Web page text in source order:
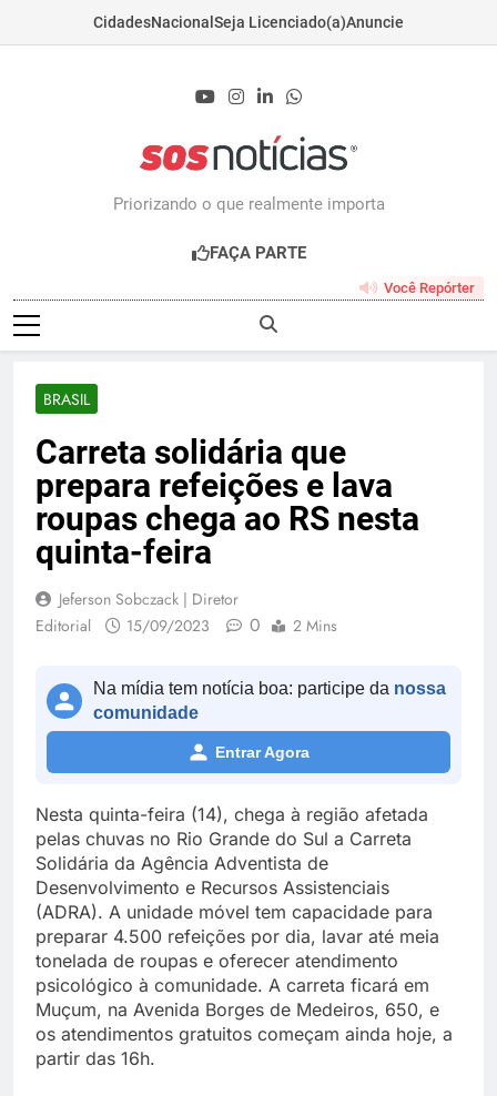
CidadesNacional Seja Licenciado(a)Anuncie
Priorizando o que realmente importa
FAÇA PARTE
Você Repórter
BRASIL
Carreta solidária que
prepara refeições e lava
roupas chega ao RS nesta
quinta-feira
Jeferson Sobczack | Diretor
Editorial
15/09/2023 0 2 Mins
Na mídia tem notícia boa: participe da nossa
comunidade
Entrar Agora
Nesta quinta-feira (14), chega à região afetada
pelas chuvas no Rio Grande do Sul a Carreta
Solidária da Agência Adventista de
Desenvolvimento e Recursos Assistenciais
(ADRA). A unidade móvel tem capacidade para
preparar 4.500 refeições por dia, lavar até meia
tonelada de roupas e oferecer atendimento
psicológico à comunidade. A carreta ficará em
Muçum, na Avenida Borges de Medeiros, 650, e
os atendimentos gratuitos começam ainda hoje, a
partir das 16h.